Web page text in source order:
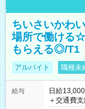
ちいさいかわ
場所で働ける
もらえる◎/T1
アルバイト 職種未
給与
日給
＋交通費支給 ★交通費全額支給！ ┗案件により規定